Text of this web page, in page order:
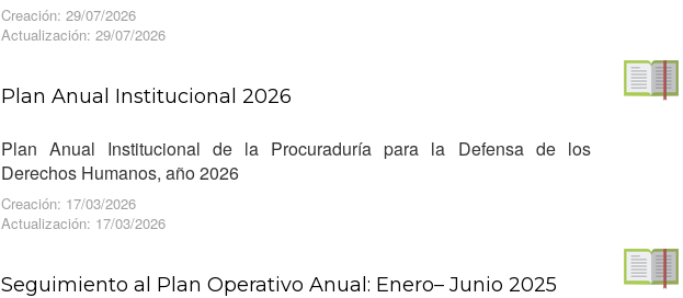
Creación: 29/07/2026
Actualización: 29/07/2026
Plan Anual Institucional 2026
Plan Anual Institucional de la Procuraduría para la Defensa de los
Derechos Humanos, año 2026
Creación: 17/03/2026
Actualización: 17/03/2026
Seguimiento al Plan Operativo Anual: Enero– Junio 2025